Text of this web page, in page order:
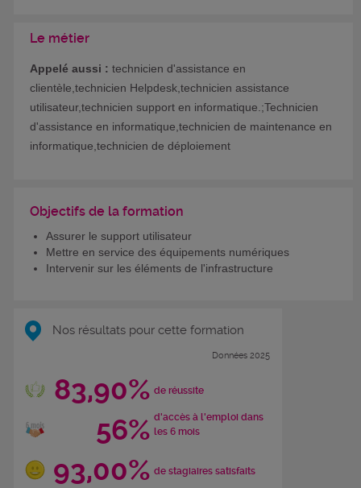
Le métier
Appelé aussi : technicien d'assistance en
clientèle,technicien Helpdesk,technicien assistance
utilisateur,technicien support en informatique.;Technicien
d'assistance en informatique,technicien de maintenance en
informatique,technicien de déploiement
Objectifs de la formation
Assurer le support utilisateur
Mettre en service des équipements numériques
Intervenir sur les éléments de l'infrastructure
Nos résultats pour cette formation
Données 2025
83,90% de réussite
56% d'accès à l'emploi dans
les 6 mois
93,00% de stagiaires satisfaits